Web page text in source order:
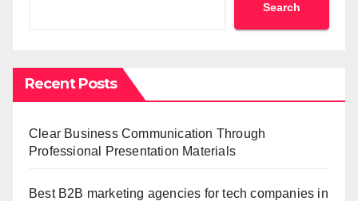
Search
Recent Posts
Clear Business Communication Through
Professional Presentation Materials
Best B2B marketing agencies for tech companies in